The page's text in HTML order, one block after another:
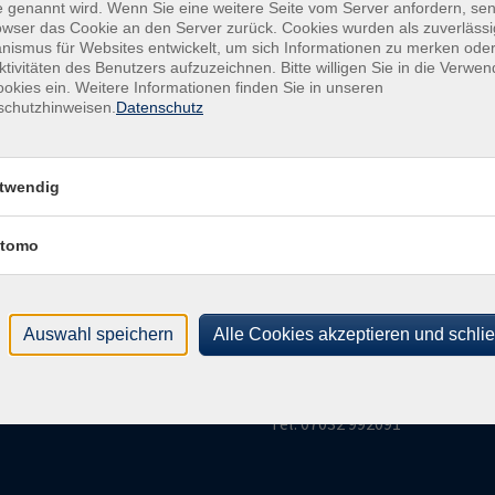
aus verschiedenen
zu aktuellen gesellschaftlichen Themen, Besichtigungen und
und die ganze Familie. Sie ist Lernort und Bürgerforum
sozialpolitischen Ebene.
Gesundheit
Sprachen
Volkshochschule
Gäufelden
Sindlinger Str. 28 | 71126
Tel: 07032 992091
genannt wird. Wenn Sie eine weitere Seite vom Server anfordern,
das Cookie an den Server zurück. Cookies wurden als
für Websites entwickelt, um sich Informationen zu merken
des Benutzers aufzuzeichnen. Bitte willigen Sie in die
ein. Weitere Informationen finden Sie in unseren
Datenschutz
Auswahl speichern Alle Cookies akzeptieren und